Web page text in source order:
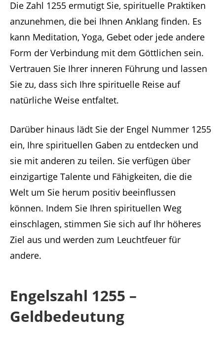
Die Zahl 1255 ermutigt Sie, spirituelle Praktiken
anzunehmen, die bei Ihnen Anklang finden. Es
kann Meditation, Yoga, Gebet oder jede andere
Form der Verbindung mit dem Göttlichen sein.
Vertrauen Sie Ihrer inneren Führung und lassen
Sie zu, dass sich Ihre spirituelle Reise auf
natürliche Weise entfaltet.
Darüber hinaus lädt Sie der Engel Nummer 1255
ein, Ihre spirituellen Gaben zu entdecken und
sie mit anderen zu teilen. Sie verfügen über
einzigartige Talente und Fähigkeiten, die die
Welt um Sie herum positiv beeinflussen
können. Indem Sie Ihren spirituellen Weg
einschlagen, stimmen Sie sich auf Ihr höheres
Ziel aus und werden zum Leuchtfeuer für
andere.
Engelszahl 1255 –
Geldbedeutung